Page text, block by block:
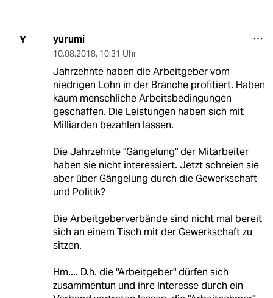
Y yurumi
10.08.2018, 10:31 Uhr
Jahrzehnte haben die Arbeitgeber vom
niedrigen Lohn in der Branche profitiert. Haben
kaum menschliche Arbeitsbedingungen
geschaffen. Die Leistungen haben sich mit
Milliarden bezahlen lassen.
Die Jahrzehnte "Gängelung" der Mitarbeiter
haben sie nicht interessiert. Jetzt schreien sie
aber über Gängelung durch die Gewerkschaft
und Politik?
Die Arbeitgeberverbände sind nicht mal bereit
sich an einem Tisch mit der Gewerkschaft zu
sitzen.
Hm.... D.h. die "Arbeitgeber" dürfen sich
zusammentun und ihre Interesse durch ein